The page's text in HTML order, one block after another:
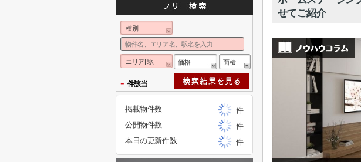
せてご紹介
種別
エリア| 駅 価格 面積
- 件該当
掲載物件数
件
公開物件数
件
本日の更新件数
件